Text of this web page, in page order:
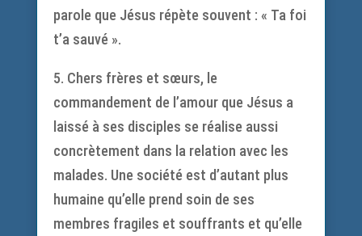
parole que Jésus répète souvent : « Ta foi
t’a sauvé ».
5. Chers frères et sœurs, le
commandement de l’amour que Jésus a
laissé à ses disciples se réalise aussi
concrètement dans la relation avec les
malades. Une société est d’autant plus
humaine qu’elle prend soin de ses
membres fragiles et souffrants et qu’elle